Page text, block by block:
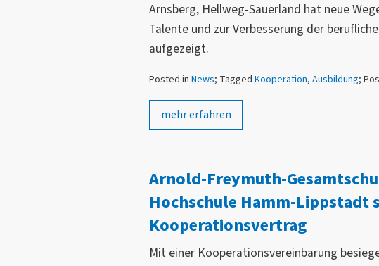
Arnsberg, Hellweg-Sauerland hat neue
Talente und zur Verbesserung der
aufgezeigt.
Posted in News; Tagged Kooperation, Ausbildung;
mehr erfahren
Arnold-Freymuth-
Hochschule Hamm-Lippstadt
Kooperationsvertrag
Mit einer Kooperationsvereinbarung